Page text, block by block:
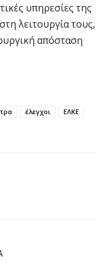
υπηρεσίες της
λειτουργία τους,
απόσταση
έλεγχοι
ΕΛΚΕ